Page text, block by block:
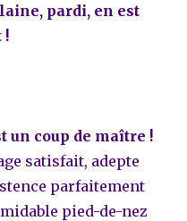
pardi, en est
!
un coup de maître !
satisfait, adepte
parfaitement
pied-de-nez